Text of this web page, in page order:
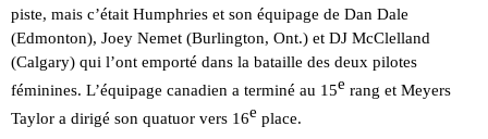
piste, mais c’était Humphries et son équipage de Dan Dale
(Edmonton), Joey Nemet (Burlington, Ont.) et DJ McClelland
(Calgary) qui l’ont emporté dans la bataille des deux pilotes
féminines. L’équipage canadien a terminé au 15e rang et Meyers
Taylor a dirigé son quatuor vers 16e place.